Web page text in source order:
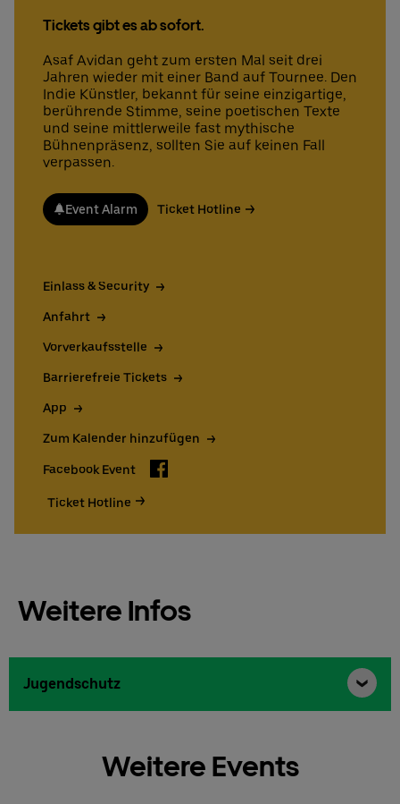
Tickets gibt es ab sofort.
Asaf Avidan geht zum ersten Mal seit drei
Jahren wieder mit einer Band auf Tournee. Den
Indie Künstler, bekannt für seine einzigartige,
berührende Stimme, seine poetischen Texte
und seine mittlerweile fast mythische
Bühnenpräsenz, sollten Sie auf keinen Fall
verpassen.
Event Alarm Ticket Hotline
Einlass & Security
Anfahrt
Vorverkaufsstelle
Barrierefreie Tickets
App
Zum Kalender hinzufügen
Facebook Event Facebook
Ticket Hotline
Weitere Infos
Jugendschutz
Weitere Events